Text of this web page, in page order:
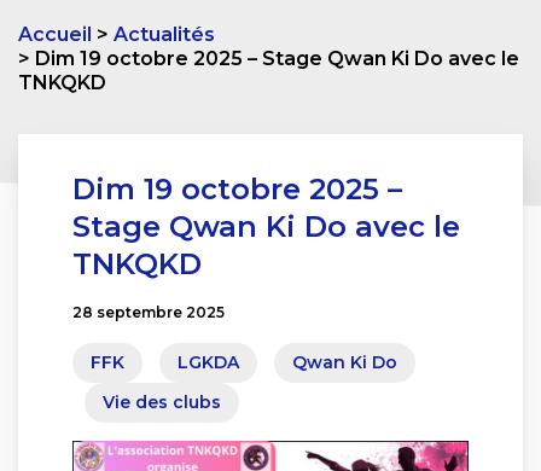
Accueil
Actualités
Dim 19 octobre 2025 – Stage Qwan Ki Do avec le
TNKQKD
Dim 19 octobre 2025 –
Stage Qwan Ki Do avec le
TNKQKD
28 septembre 2025
FFK LGKDA
Qwan Ki Do
Vie des clubs